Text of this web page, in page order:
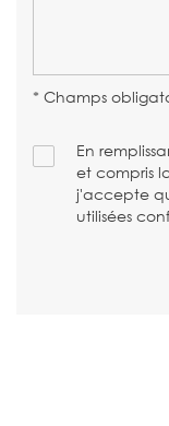
* Champs
En
et compris
j'accepte
utilisées